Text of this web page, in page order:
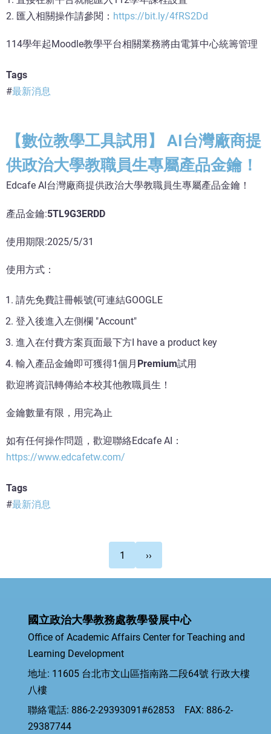
2. 匯入相關操作請參閱： https://bit.ly/4fRS2Dd
114學年起Moodle教學平台相關業務將由電算中心統籌管理
Tags
最新消息
【數位教學工具試用】 AI台灣廠商提
供政治大學教職員生專屬產品金鑰！
Edcafe AI台灣廠商提供政治大學教職員生專屬產品金鑰！
產品金鑰:5TL9G3ERDD
使用期限:2025/5/31
使用方式：
請先免費註冊帳號(可連結GOOGLE
登入後進入左側欄 "Account"
進入在付費方案頁面最下方I have a product key
輸入產品金鑰即可獲得1個月 Premium試用
歡迎將資訊轉傳給本校其他教職員生！
金鑰數量有限，用完為止
如有任何操作問題，歡迎聯絡Edcafe AI：
https://www.edcafetw.com/
Tags
最新消息
1
一
››
國立政治大學教務處教學發展中心
Office of Academic Affairs Center for Teaching and
Learning Development
地址: 11605 台北市文山區指南路二段64號 行政大樓
八樓
聯絡電話: 886-2-29393091#62853 FAX: 886-2-
29387744